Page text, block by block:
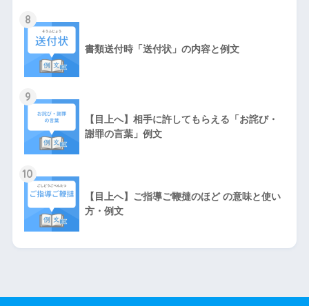
8
書類送付時「送付状」の内容と例文
9
【目上へ】相手に許してもらえる「お詫び・
謝罪の言葉」例文
10
【目上へ】ご指導ご鞭撻のほど の意味と使い
方・例文